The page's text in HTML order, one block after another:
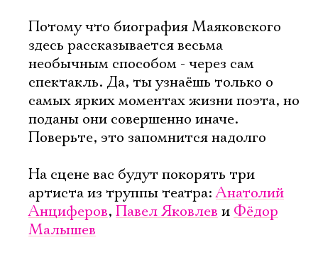
Потому что биография Маяковского
здесь рассказывается весьма
необычным способом - через сам
спектакль. Да, ты узнаёшь только о
самых ярких моментах жизни поэта, но
поданы они совершенно иначе.
Поверьте, это запомнится надолго
На сцене вас будут покорять три
артиста из труппы театра:Анатолий
Анциферов, Павел Яковлев и Фёдор
Малышев